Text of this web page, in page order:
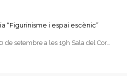
“Figurinisme i espai escènic”
de setembre a les 19h Sala del Cor…